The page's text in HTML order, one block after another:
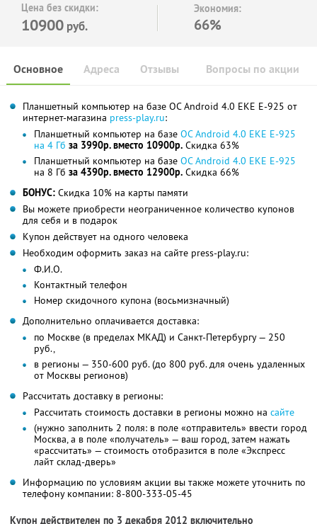
Цена без скидки:
10900 руб.
Экономия:
66%
Основное Отзывы Вопросы по акции
Адреса
Планшетный компьютер на базе ОС Android 4.0 EKE E-925 от
интернет-магазина press-play.ru:
Планшетный компьютер на базе ОС Android 4.0 EKE E-925
на 4 Гб за 3990р. вместо 10900р. Скидка 63%
Планшетный компьютер на базе ОС Android 4.0 EKE E-925
на 8 Гб за 4390р. вместо 12900р. Скидка 66%
БОНУС: Скидка 10% на карты памяти
Вы можете приобрести неограниченное количество купонов
для себя и в подарок
Купон действует на одного человека
Необходим оформить заказ на сайте press-play.ru:
Ф.И.О.
Контактный телефон
Номер скидочного купона (восьмизначный)
Дополнительно оплачивается доставка:
по Москве (в пределах МКАД) и Санкт-Петербургу — 250
руб.,
в регионы — 350-600 руб. (до 800 руб. для очень удаленных
от Москвы регионов)
Рассчитать доставку в регионы:
Рассчитать стоимость доставки в регионы можно на сайте
(нужно заполнить 2 поля: в поле «отправитель» ввести город
Москва, а в поле «получатель» — ваш город, затем нажать
«рассчитать» — стоимость отобразится в поле «Экспресс
лайт склад-дверь»
Информацию по условиям акции вы также можете уточнить по
телефону компании: 8-800-333-05-45
Купон действителен по 3 декабря 2012 включительно